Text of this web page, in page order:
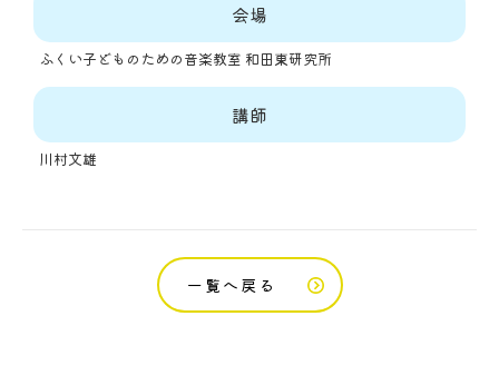
会場
ふくい子どものための音楽教室 和田東研究所
講師
川村文雄
一覧へ戻る